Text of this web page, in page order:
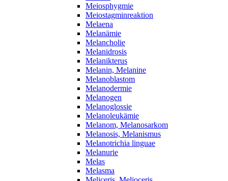
Meiosphygmie
Meiostagminreaktion
Melaena
Melanämie
Melancholie
Melanidrosis
Melanikterus
Melanin, Melanine
Melanoblastom
Melanodermie
Melanogen
Melanoglossie
Melanoleukämie
Melanom, Melanosarkom
Melanosis, Melanismus
Melanotrichia linguae
Melanurie
Melas
Melasma